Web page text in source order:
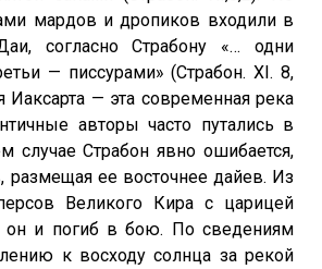
мардов и дропиков входили в
согласно Страбону «… одни
— писсурами» (Страбон. ХI. 8,
— эта современная река
авторы часто путались в
случае Страбон явно ошибается,
размещая ее восточнее дайев. Из
Великого Кира с царицей
он и погиб в бою. По сведениям
к восходу солнца за рекой